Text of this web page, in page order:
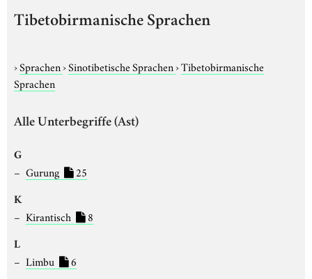
Tibetobirmanische Sprachen
›Sprachen›Sinotibetische Sprachen›Tibetobirmanische
Sprachen
Alle Unterbegriffe (Ast)
G
Gurung 25
K
Kirantisch 8
L
Limbu 6